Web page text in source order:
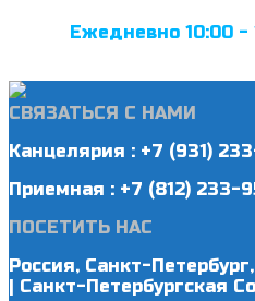
Ежедневно 10:00 -
СВЯЗАТЬСЯ С НАМИ
Канцелярия : +7 (931)
Приемная : +7 (812) 233-
ПОСЕТИТЬ НАС
Россия, Санкт-
| Санкт-Петербургская